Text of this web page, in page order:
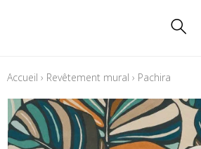
Accueil › Revêtement mural › Pachira